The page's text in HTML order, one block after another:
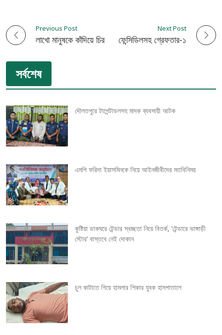
P
o
s
t
n
a
v
i
a
t
i
o
n
Previous Post
লাখো মানুষকে কাঁদিয়ে চির নিন্দ্রায় শায়িত হলেন এমপি আব্দুল হাই
Next Post
ঝিনাইদহে ফেন্সিডিলসহ গ্রেফতার-১
সর্বশেষ
দৌলতপুরে টাপেন্টাডলসহ মাদক ব্যবসায়ী আটক
এমপি ফরিদা ইয়াসমিনকে নিয়ে আইনজীবীদের মতবিনিময়
কুষ্টিয়া ডাকঘরে টেন্ডার স্বচ্ছতা নিয়ে বিতর্ক, ‘টেন্ডারে ভাঙ্গাড়ী
স্টোর’ বাস্তবে নেই দোকান
চুল কাটাতে গিয়ে হামলার শিকার যুবক হাসপাতালে